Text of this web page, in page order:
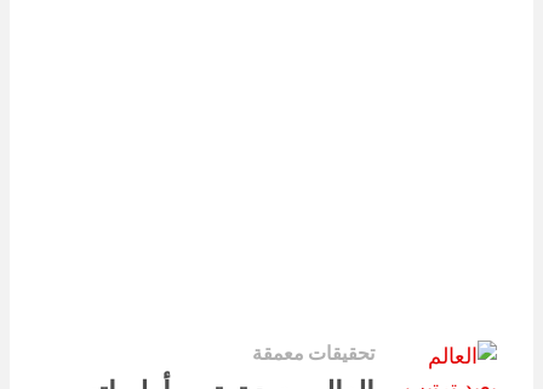
تحقيقات معمقة